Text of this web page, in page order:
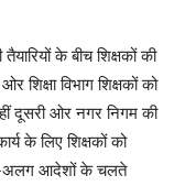
के बीच शिक्षकों की
शिक्षा विभाग शिक्षकों को
दूसरी ओर नगर निगम की
के लिए शिक्षकों को
अलग आदेशों के चलते